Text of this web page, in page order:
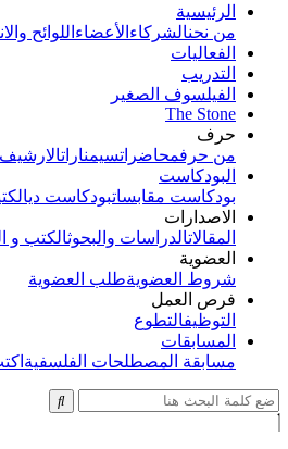
الرئيسية
من نحنالشركاء الأعضاء اللوائح
الفعاليات
التدريب
الفيلسوف الصغير
The Stone
حرف
من حرفمحاضراتسيمناراتالارشيف
البودكاست
بودكاست مقابساتبودكاست
الاصدارات
المقالاتالدراسات والبحوثالكتب و
العضوية
شروط العضويةطلب العضوية
فرص العمل
التوظيفالتطوع
المسابقات
مسابقة المصطلحات الفلسفية